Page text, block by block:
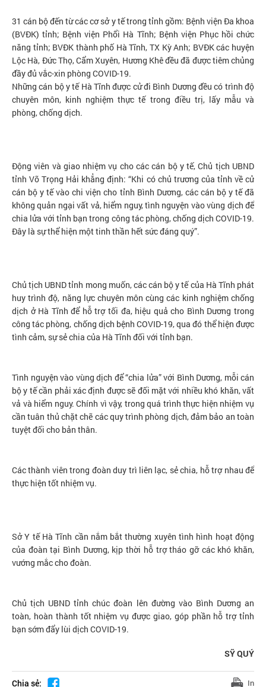
31 cán bộ đến từ các cơ sở y tế trong tỉnh gồm: Bệnh viện Đa khoa
(BVĐK) tỉnh; Bệnh viện Phổi Hà Tĩnh; Bệnh viện Phục hồi chức
năng tỉnh; BVĐK thành phố Hà Tĩnh, TX Kỳ Anh; BVĐK các huyện
Lộc Hà, Đức Thọ, Cẩm Xuyên, Hương Khê đều đã được tiêm chủng
đầy đủ vắc-xin phòng COVID-19.
Những cán bộ y tế Hà Tĩnh được cử đi Bình Dương đều có trình độ
chuyên môn, kinh nghiệm thực tế trong điều trị, lấy mẫu và
phòng, chống dịch.
Động viên và giao nhiệm vụ cho các cán bộ y tế, Chủ tịch UBND
tỉnh Võ Trọng Hải khẳng định: “Khi có chủ trương của tỉnh về cử
cán bộ y tế vào chi viện cho tỉnh Bình Dương, các cán bộ y tế đã
không quản ngại vất vả, hiểm nguy, tình nguyện vào vùng dịch để
chia lửa với tỉnh bạn trong công tác phòng, chống dịch COVID-19.
Đây là sự thể hiện một tinh thần hết sức đáng quý”.
Chủ tịch UBND tỉnh mong muốn, các cán bộ y tế của Hà Tĩnh phát
huy trình độ, năng lực chuyên môn cùng các kinh nghiệm chống
dịch ở Hà Tĩnh để hỗ trợ tối đa, hiệu quả cho Bình Dương trong
công tác phòng, chống dịch bệnh COVID-19, qua đó thể hiện được
tình cảm, sự sẻ chia của Hà Tĩnh đối với tỉnh bạn.
Tình nguyện vào vùng dịch để “chia lửa” với Bình Dương, mỗi cán
bộ y tế cần phải xác định được sẽ đối mặt với nhiều khó khăn, vất
vả và hiểm nguy. Chính vì vậy, trong quá trình thực hiện nhiệm vụ
cần tuân thủ chặt chẽ các quy trình phòng dịch, đảm bảo an toàn
tuyệt đối cho bản thân.
Các thành viên trong đoàn duy trì liên lạc, sẻ chia, hỗ trợ nhau để
thực hiện tốt nhiệm vụ.
Sở Y tế Hà Tĩnh cần nắm bắt thường xuyên tình hình hoạt động
của đoàn tại Bình Dương, kịp thời hỗ trợ tháo gỡ các khó khăn,
vướng mắc cho đoàn.
Chủ tịch UBND tỉnh chúc đoàn lên đường vào Bình Dương an
toàn, hoàn thành tốt nhiệm vụ được giao, góp phần hỗ trợ tỉnh
bạn sớm đẩy lùi dịch COVID-19.
SỸ QUÝ
Chia sẻ: In